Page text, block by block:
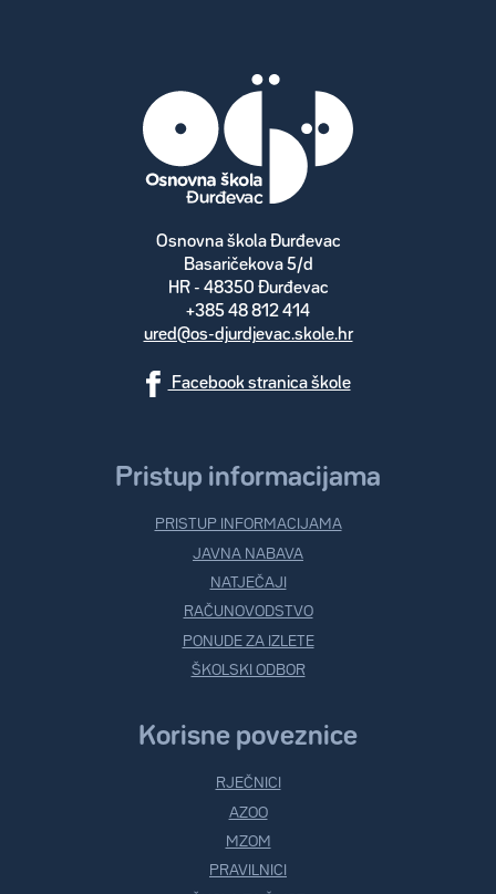
Osnovna škola Đurđevac
Basaričekova 5/d
HR - 48350 Đurđevac
+385 48 812 414
ured@os-djurdjevac.skole.hr
Facebook stranica škole
Pristup informacijama
PRISTUP INFORMACIJAMA
JAVNA NABAVA
NATJEČAJI
RAČUNOVODSTVO
PONUDE ZA IZLETE
ŠKOLSKI ODBOR
Korisne poveznice
RJEČNICI
AZOO
MZOM
PRAVILNICI